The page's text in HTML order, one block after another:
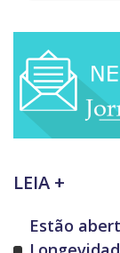
LEIA +
Estão